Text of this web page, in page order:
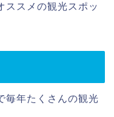
ススメの観光スポッ
毎年たくさんの観光